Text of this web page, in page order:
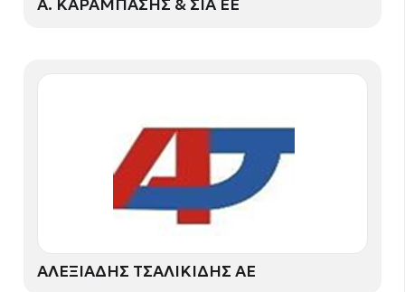
Α. ΚΑΡΑΜΠΑΣΗΣ & ΣΙΑ ΕΕ
ΑΛΕΞΙΑΔΗΣ ΤΣΑΛΙΚΙΔΗΣ ΑΕ